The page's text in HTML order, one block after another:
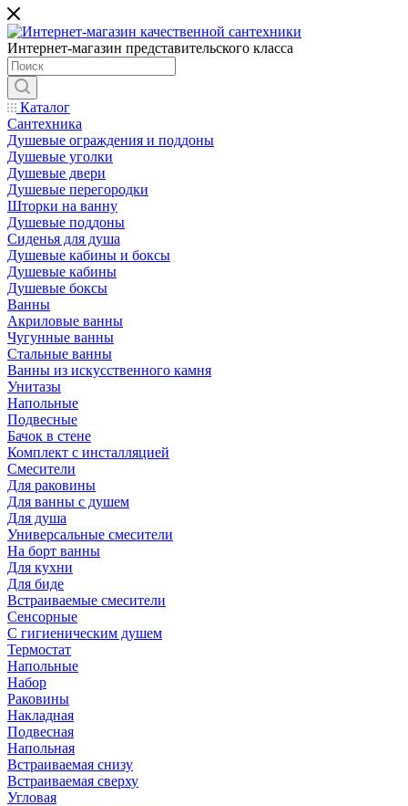
Интернет-магазин представительского класса
Каталог
Сантехника
Душевые ограждения и поддоны
Душевые уголки
Душевые двери
Душевые перегородки
Шторки на ванну
Душевые поддоны
Сиденья для душа
Душевые кабины и боксы
Душевые кабины
Душевые боксы
Ванны
Акриловые ванны
Чугунные ванны
Стальные ванны
Ванны из искусственного камня
Унитазы
Напольные
Подвесные
Бачок в стене
Комплект с инсталляцией
Смесители
Для раковины
Для ванны с душем
Для душа
Универсальные смесители
На борт ванны
Для кухни
Для биде
Встраиваемые смесители
Сенсорные
С гигиеническим душем
Термостат
Напольные
Набор
Раковины
Накладная
Подвесная
Напольная
Встраиваемая снизу
Встраиваемая сверху
Угловая